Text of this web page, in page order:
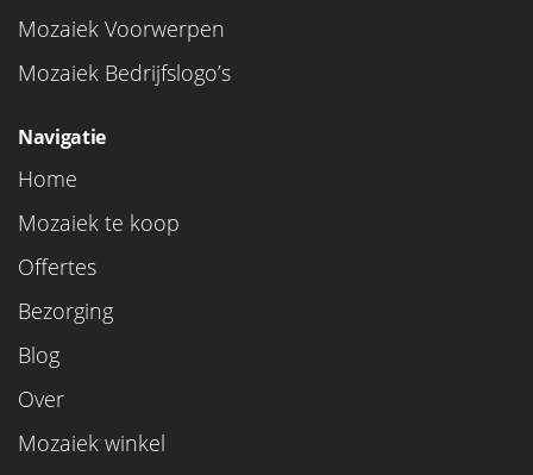
Mozaiek Voorwerpen
Mozaiek Bedrijfslogo’s
Navigatie
Home
Mozaiek te koop
Offertes
Bezorging
Blog
Over
Mozaiek winkel